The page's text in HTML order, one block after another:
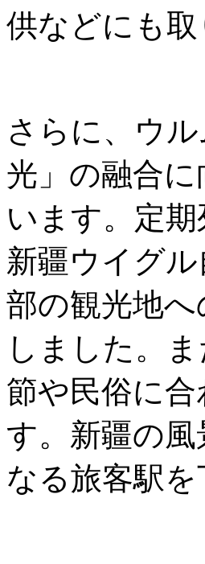
供などにも
さらに、ウ
光」の融合
います。定
新疆ウイグ
部の観光地
しました。
節や民俗に
す。新疆の
なる旅客駅